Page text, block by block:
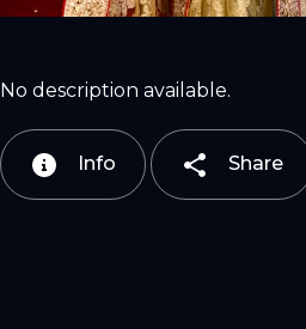
No description available.
Info Share